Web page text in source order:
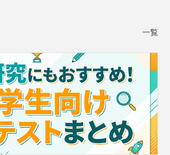
一覧